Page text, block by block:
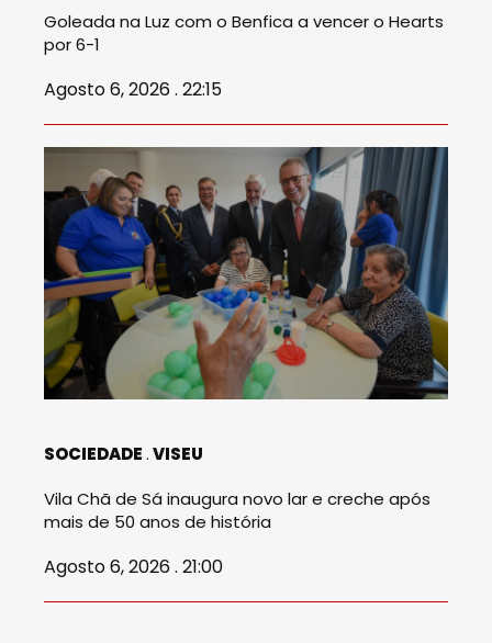
Goleada na Luz com o Benfica a vencer o Hearts
por 6-1
Agosto 6, 2026 . 22:15
SOCIEDADE VISEU
Vila Chã de Sá inaugura novo lar e creche após
mais de 50 anos de história
Agosto 6, 2026 . 21:00